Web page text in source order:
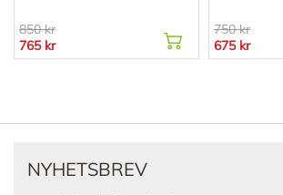
850 kr
765 kr
750 kr
675 kr
NYHETSBREV